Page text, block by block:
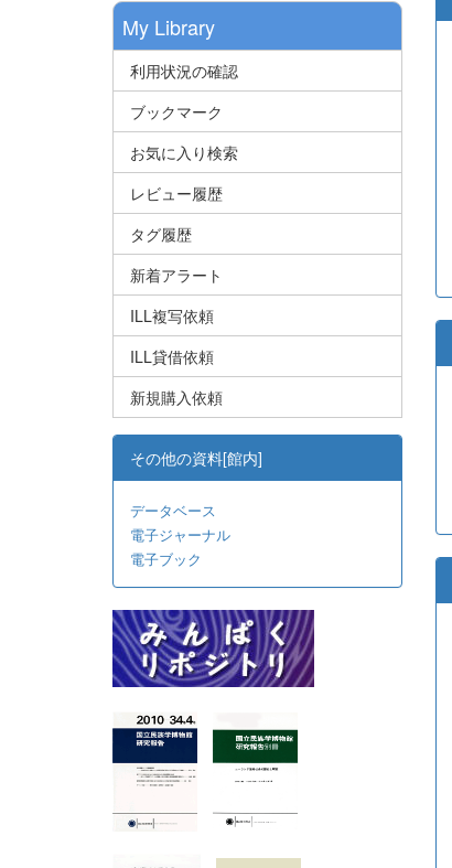
My Library
利用状況の確認
ブックマーク
お気に入り検索
レビュー履歴
タグ履歴
新着アラート
ILL複写依頼
ILL貸借依頼
新規購入依頼
その他の資料[館内]
データベース
電子ジャーナル
電子ブック